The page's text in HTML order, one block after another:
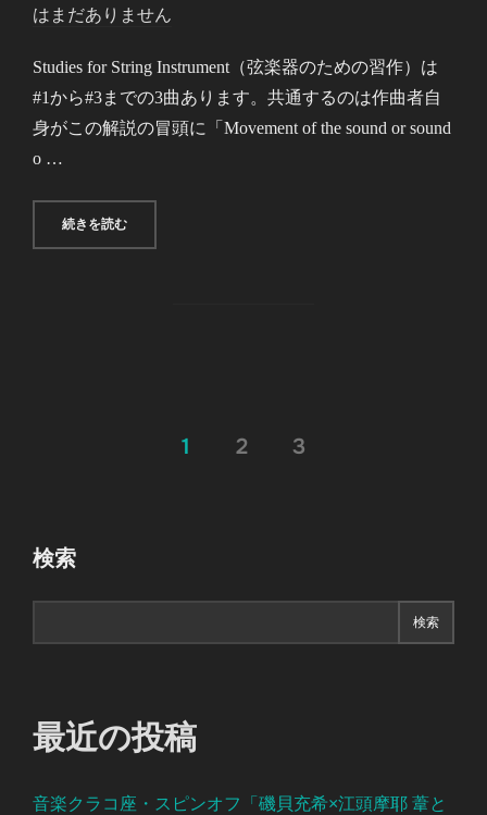
はまだありません
Studies for String Instrument（弦楽器のための習作）は
#1から#3までの3曲あります。共通するのは作曲者自
身がこの解説の冒頭に「Movement of the sound or sound
o …
続きを読む“音楽クラコ座VOL.13《STUDIES FOR STRING
の
送
り
1 2 3
検索
検索
最近の投稿
音楽クラコ座・スピンオフ「磯貝充希×江頭摩耶 葦と